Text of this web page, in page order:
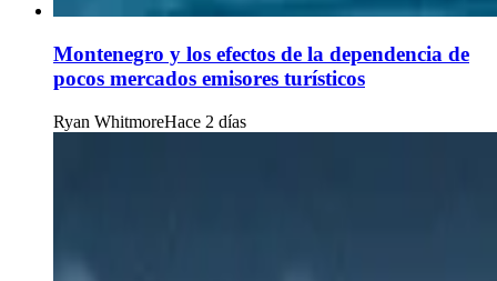
Montenegro y los efectos de la dependencia de
pocos mercados emisores turísticos
Ryan WhitmoreHace 2 días